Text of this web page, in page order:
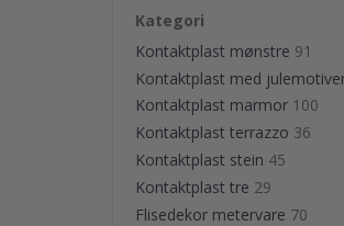
Kategori
Kontaktplast mønstre 91
Kontaktplast med
Kontaktplast marmor 100
Kontaktplast terrazzo 36
Kontaktplast stein 45
Kontaktplast tre 29
Flisedekor metervare 70